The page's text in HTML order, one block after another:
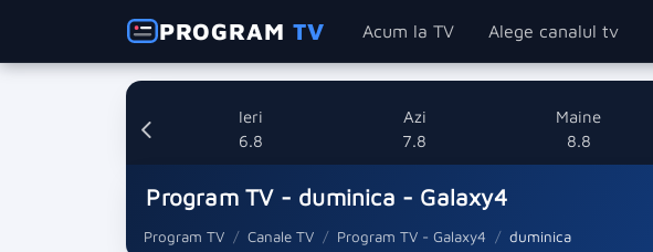
PROGRAMTV Acum la TV Alege canalul tv
Ieri
6.8
Azi
7.8
Maine
8.8
Program TV - duminica - Galaxy4
Program TV Canale TV Program TV - Galaxy4 duminica